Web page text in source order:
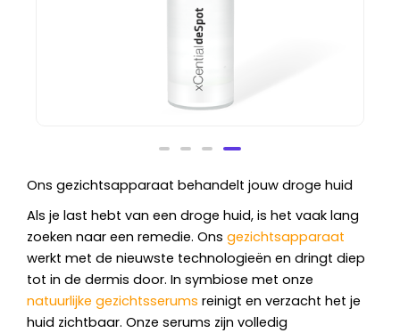
Waardering
0
5
99,00€ inc. BTW
Ons gezichtsapparaat behandelt jouw droge huid
Als je last hebt van een droge huid, is het vaak lang
zoeken naar een remedie. Ons gezichtsapparaat
werkt met de nieuwste technologieën en dringt diep
tot in de dermis door. In symbiose met onze
natuurlijke gezichtsserums reinigt en verzacht het je
huid zichtbaar. Onze serums zijn volledig